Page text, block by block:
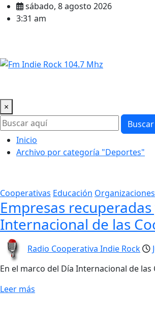
Saltar sábado, 8 agosto 2026
3:31 am
×
Buscar
Inicio
Archivo por categoría "Deportes"
Cooperativas Educación
Empresas
Internacional de las
Radio Cooperativa Indie Rock
En el marco del Día Internacional de
Leer más